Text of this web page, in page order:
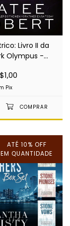
Livro II da
Olympus -
Pix
1/4
ATÉ 10% OFF
EM QUANTIDADE